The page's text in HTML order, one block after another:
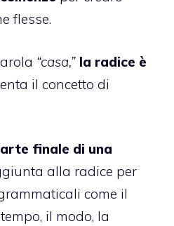
flesse.
“casa,” la radice è
il concetto di
finale di una
alla radice per
come il
il modo, la